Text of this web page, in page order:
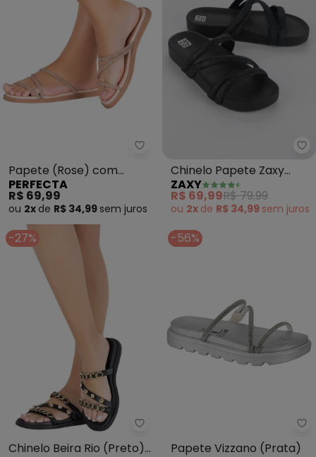
Perfecta - Papete (Rose) com
Papete (Rose) com
Detalhe em Strass
PERFECTA
R$ 69,99
ou 2x de R$ 34,99 sem juros
Chinelo Papete Zaxy
Gliter (Preto)
ZAXY
R$ 69,99R$ 79,99
ou 2x de R$ 34,99 sem juros
-27%
Beira Rio - Chinelo Beira Rio
Chinelo Beira Rio (Preto)
-56%
Papete Vizzano (Prata)